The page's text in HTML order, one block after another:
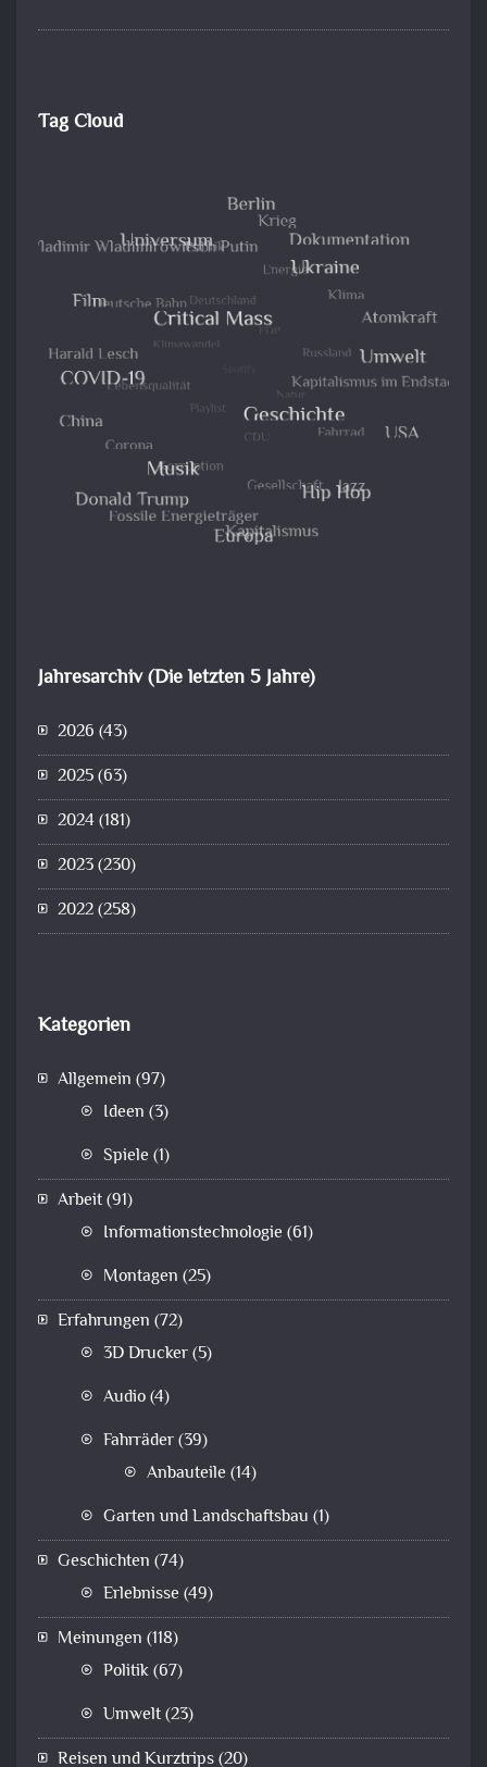
Tag Cloud
Jahresarchiv (Die letzten 5 Jahre)
2026 (43)
2025(63)
2024(181)
2023(230)
2022(258)
Kategorien
Allgemein (97)
Ideen (3)
Spiele (1)
Arbeit(91)
Informationstechnologie (61)
Montagen (25)
Erfahrungen (72)
3D Drucker(5)
Audio(4)
Fahrräder(39)
Anbauteile (14)
Garten und Landschaftsbau (1)
Geschichten (74)
Erlebnisse (49)
Meinungen (118)
Politik(67)
Umwelt(23)
Reisen und Kurztrips(20)